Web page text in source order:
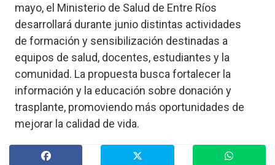
Locales
Policiales
Provinciales
mayo, el Ministerio de Salud de Entre Ríos
desarrollará durante junio distintas actividades
de formación y sensibilización destinadas a
equipos de salud, docentes, estudiantes y la
comunidad. La propuesta busca fortalecer la
información y la educación sobre donación y
trasplante, promoviendo más oportunidades de
mejorar la calidad de vida.